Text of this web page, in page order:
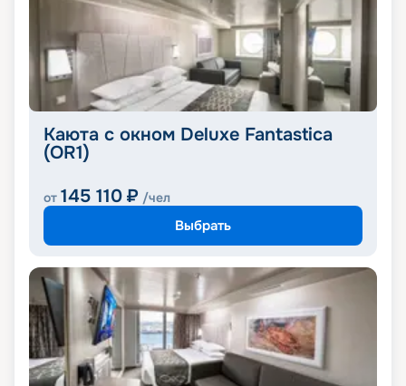
Каюта с окном Deluxe Fantastica
(OR1)
от 145 110 ₽ /чел
Выбрать